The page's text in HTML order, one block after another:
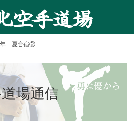
年 夏合宿②
場通信